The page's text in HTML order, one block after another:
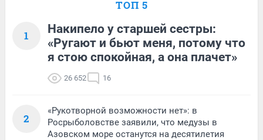
ТОП 5
1
Накипело у старшей сестры:
«Ругают и бьют меня, потому что
я стою спокойная, а она плачет»
26 652 16
2
«Рукотворной возможности нет»: в
Росрыболовстве заявили, что медузы в
Азовском море останутся на десятилетия